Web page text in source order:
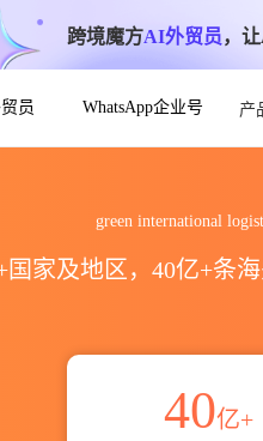
跨境魔方AI外贸员，
员 WhatsApp企业号 产
green international
国家及地区，40亿+条
40亿+